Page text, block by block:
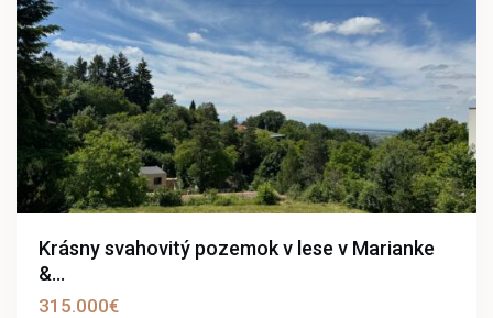
Krásny svahovitý pozemok v lese v Marianke
&...
315.000€